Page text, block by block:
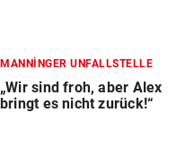
MANNINGER UNFALLSTELLE
„Wir sind froh, aber Alex
bringt es nicht zurück!“